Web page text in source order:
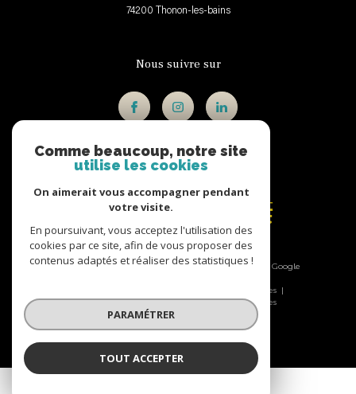
74200
thonon-les-bains
Nous suivre sur
© 2026 | Tous droits réservés | Traduction powered by Google
Mentions légales
Admin
Nos liens Politique RGPD Cookies
Comme beaucoup, notre site
utilise les cookies
On aimerait vous accompagner pendant
votre visite.
En poursuivant, vous acceptez l'utilisation des
cookies par ce site, afin de vous proposer des
contenus adaptés et réaliser des statistiques !
PARAMÉTRER
TOUT ACCEPTER